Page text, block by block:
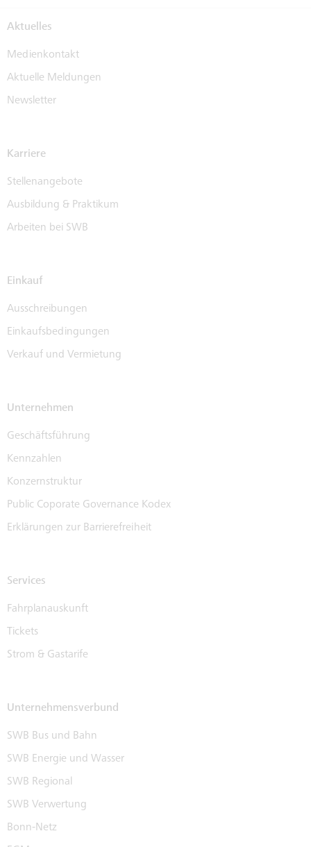
Aktuelles
Medienkontakt
Aktuelle Meldungen
Newsletter
Karriere
Stellenangebote
Ausbildung & Praktikum
Arbeiten bei SWB
Einkauf
Ausschreibungen
Einkaufsbedingungen
Verkauf und Vermietung
Unternehmen
Geschäftsführung
Kennzahlen
Konzernstruktur
Public Coporate Governance Kodex
Erklärungen zur Barrierefreiheit
Services
Fahrplanauskunft
Tickets
Strom & Gastarife
Unternehmensverbund
SWB Bus und Bahn
SWB Energie und Wasser
SWB Regional
SWB Verwertung
Bonn-Netz